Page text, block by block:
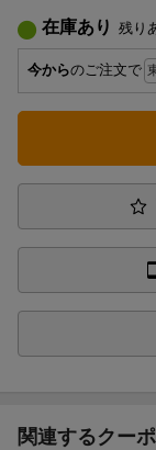
在庫あり 残り
今からのご注文で
関連するクー